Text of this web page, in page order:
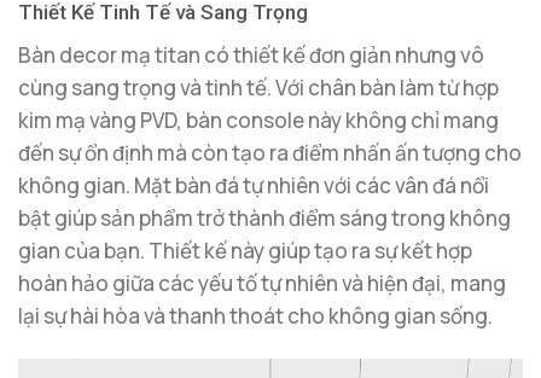
Thiết Kế Tinh Tế và Sang Trọng
Bàn decor mạ titan có thiết kế đơn giản nhưng vô
cùng sang trọng và tinh tế. Với chân bàn làm từ hợp
kim mạ vàng PVD, bàn console này không chỉ mang
đến sự ổn định mà còn tạo ra điểm nhấn ấn tượng cho
không gian. Mặt bàn đá tự nhiên với các vân đá nổi
bật giúp sản phẩm trở thành điểm sáng trong không
gian của bạn. Thiết kế này giúp tạo ra sự kết hợp
hoàn hảo giữa các yếu tố tự nhiên và hiện đại, mang
lại sự hài hòa và thanh thoát cho không gian sống.